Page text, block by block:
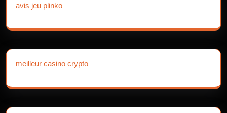
avis jeu plinko
meilleur casino crypto